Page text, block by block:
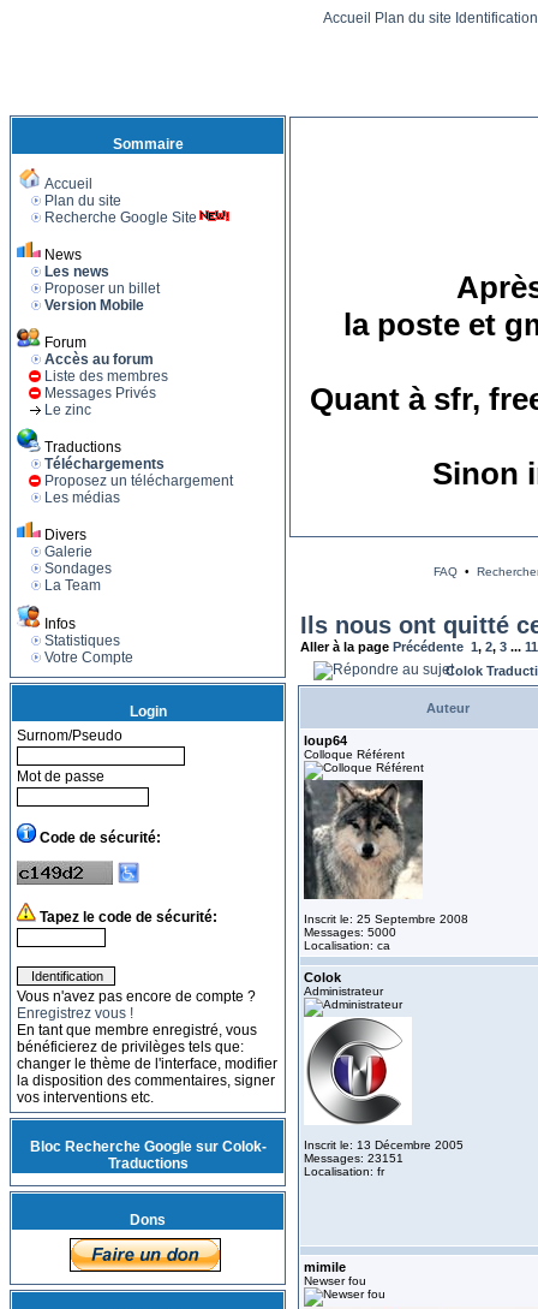
Accueil Plan du site
Sommaire
Accueil
Plan du site
Recherche Google Site
News
Les news
Proposer un billet
Version Mobile
Forum
Accès au forum
Liste des membres
Messages Privés
Le zinc
Traductions
Téléchargements
Proposez un téléchargement
Les médias
Divers
Galerie
Sondages
La Team
Infos
Statistiques
Votre Compte
Login
Surnom/Pseudo
Mot de passe
Code de sécurité:
Tapez le code de sécurité:
Vous n'avez pas encore de compte ?
Enregistrez vous !
En tant que membre enregistré, vous
bénéficierez de privilèges tels que:
changer le thème de l'interface, modifier
la disposition des commentaires, signer
vos interventions etc.
Bloc Recherche Google sur Colok-
Traductions
Dons
la poste et
Quant à sfr,
Sinon
FAQ •
Ils nous ont quitté
Aller à la page Précédente 1, 2, 3 ...
Colok
Auteur
loup64
Colloque Référent
Inscrit le: 25 Septembre 2008
Messages: 5000
Localisation: ca
Colok
Administrateur
Inscrit le: 13 Décembre 2005
Messages: 23151
Localisation: fr
mimile
Newser fou